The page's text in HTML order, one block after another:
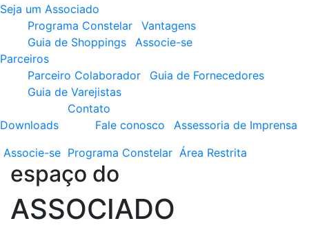
Seja um Associado
Programa Constelar
Vantagens
Guia de Shoppings
Associe-se
Parceiros
Parceiro Colaborador
Guia de Fornecedores
Guia de Varejistas
Downloads
Contato
Fale conosco
Assessoria de Imprensa
Associe-se Programa Constelar Área Restrita
espaço do
ASSOCIADO